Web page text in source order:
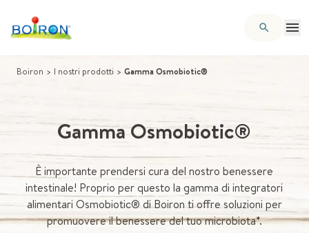
Boiron > I nostri prodotti > Gamma Osmobiotic®
Gamma Osmobiotic®
È importante prendersi cura del nostro benessere
intestinale! Proprio per questo la gamma di integratori
alimentari Osmobiotic® di Boiron ti offre soluzioni per
promuovere il benessere del tuo microbiota*.